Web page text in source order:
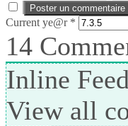
Current ye@r *
14
Inline
View all